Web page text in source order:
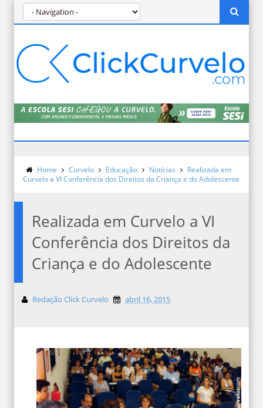
Home Curvelo Educação Notícias
Realizada em
Curvelo a VI Conferência dos Direitos da Criança e do Adolescente
Realizada em Curvelo a VI
Conferência dos Direitos da
Criança e do Adolescente
Redação Click Curvelo abril 16, 2015